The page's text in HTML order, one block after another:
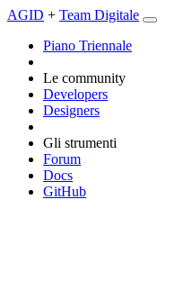
AGID + Team Digitale
Piano Triennale
Le community
Developers
Designers
Gli strumenti
Forum
Docs
GitHub